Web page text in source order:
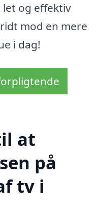
og effektiv
mod en mere
i dag!
at
på
tv i